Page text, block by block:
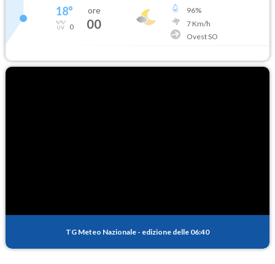
18°
0
ore
00
96%
7Km/h
Ovest SO
TG Meteo Nazionale - edizione delle 06:40